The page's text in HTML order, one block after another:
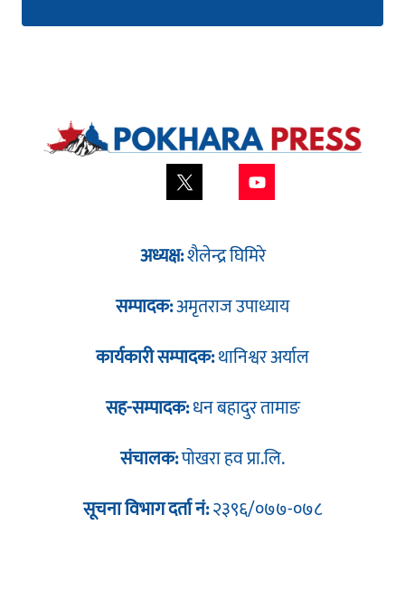
अध्यक्ष:शैलेन्द्र घिमिरे
सम्पादक:अमृतराज उपाध्याय
कार्यकारी सम्पादक:थानिश्वर अर्याल
सह-सम्पादक:धन बहादुर तामाङ
संचालक:पोखरा हव प्रा.लि.
सूचना विभाग दर्ता नं:२३९६/०७७-०७८